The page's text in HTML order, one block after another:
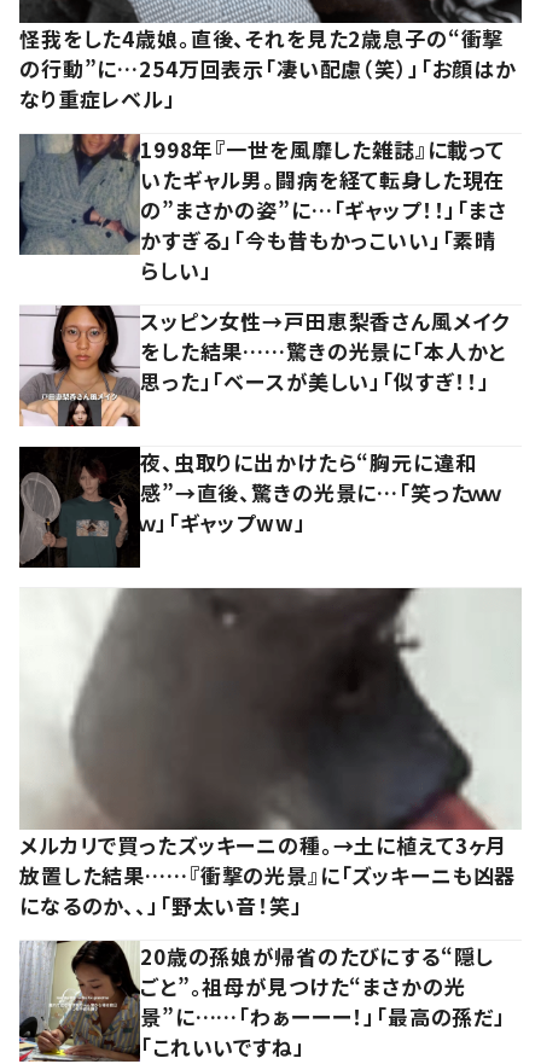
怪我をした4歳娘。直後、それを見た2歳息子の“衝撃
の行動”に…254万回表示「凄い配慮（笑）」「お顔はか
なり重症レベル」
1998年『一世を風靡した雑誌』に載って
いたギャル男。闘病を経て転身した現在
の”まさかの姿”に…「ギャップ！！」「まさ
かすぎる」「今も昔もかっこいい」「素晴
らしい」
スッピン女性→戸田恵梨香さん風メイク
をした結果……驚きの光景に「本人かと
思った」「ベースが美しい」「似すぎ！！」
夜、虫取りに出かけたら“胸元に違和
感”→直後、驚きの光景に…「笑ったｗｗ
ｗ」「ギャップww」
メルカリで買ったズッキーニの種。→土に植えて3ヶ月
放置した結果……『衝撃の光景』に「ズッキーニも凶器
になるのか、、」「野太い音！笑」
20歳の孫娘が帰省のたびにする“隠し
ごと”。祖母が見つけた“まさかの光
景”に……「わぁーーー！」「最高の孫だ」
「これいいですね」